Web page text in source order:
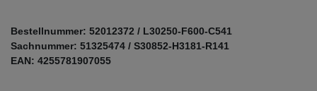
Bestellnummer: 52012372 / L30250-F600-C541
Sachnummer: 51325474 / S30852-H3181-R141
EAN: 4255781907055